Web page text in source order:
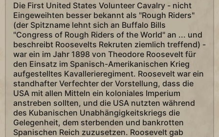
Die First United States Volunteer Cavalry - nicht
Eingeweihten besser bekannt als "Rough Riders"
(der Spitzname lehnt sich an Buffalo Bills
"Congress of Rough Riders of the World" an ... und
beschreibt Roosevelts Rekruten ziemlich treffend) -
war ein im Jahr 1898 von Theodore Roosevelt für
den Einsatz im Spanisch-Amerikanischen Krieg
aufgestelltes Kavallerieregiment. Roosevelt war ein
standhafter Verfechter der Vorstellung, dass die
USA mit allen Mitteln ein koloniales Imperium
anstreben sollten, und die USA nutzten während
des Kubanischen Unabhängigkeitskriegs die
Gelegenheit, dem sterbenden und bankrotten
Spanischen Reich zuzusetzen. Roosevelt gab